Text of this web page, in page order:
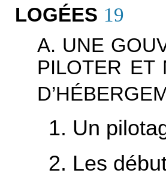
LOGÉES 19
A. UNE
PILOTER ET
1. Un
2. Les